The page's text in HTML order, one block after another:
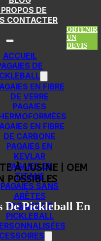
le pied de page
DE
CONTACTER
ACCUEIL
DE
EN FIBRE
DE VERRE
PAGAIES
EN FIBRE
DE CARBONE
PAGAIES EN
KEVLAR
PAGAIES EN
TITANE
PAGAIES SANS
ARÊTES
PAGAIES DE
PICKLEBALL
OBTENIR
UN
DEVIS
À L'USINE | OEM
POSSIBLES
De Pickleball En